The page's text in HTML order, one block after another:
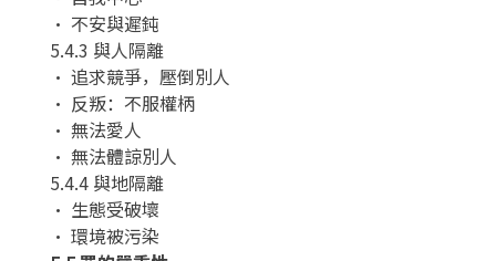
• 不安與遲鈍
5.4.3 與人隔離
• 追求競爭，壓倒別人
• 反叛：不服權柄
• 無法愛人
• 無法體諒別人
5.4.4 與地隔離
• 生態受破壞
• 環境被污染